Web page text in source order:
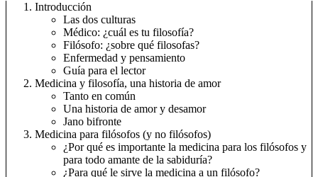
Introducción
Las dos culturas
Médico: ¿cuál es tu filosofía?
Filósofo: ¿sobre qué filosofas?
Enfermedad y pensamiento
Guía para el lector
Medicina y filosofía, una historia de amor
Tanto en común
Una historia de amor y desamor
Jano bifronte
Medicina para filósofos (y no filósofos)
¿Por qué es importante la medicina para los filósofos y
para todo amante de la sabiduría?
¿Para qué le sirve la medicina a un filósofo?